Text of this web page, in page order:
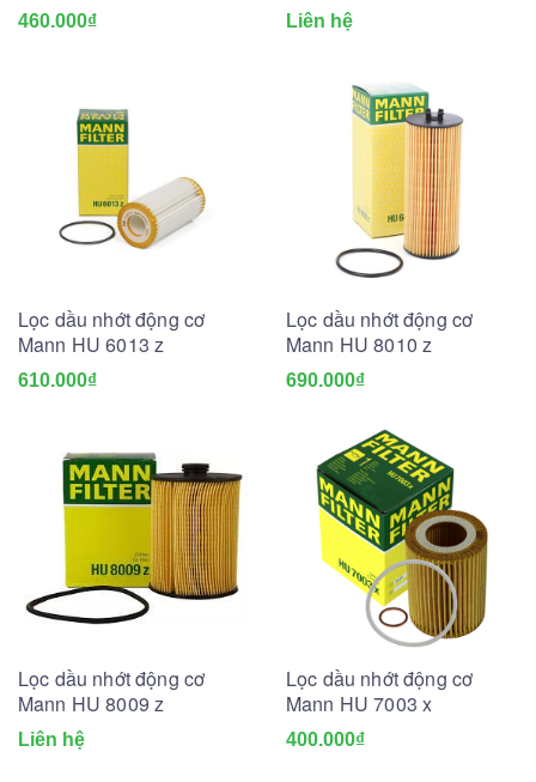
460.000₫ Liên hệ
Lọc dầu nhớt động cơ
Mann HU 6013 z
610.000₫
Lọc dầu nhớt động cơ
Mann HU 8010 z
690.000₫
Lọc dầu nhớt động cơ
Mann HU 8009 z
Liên hệ
Lọc dầu nhớt động cơ
Mann HU 7003 x
400.000₫